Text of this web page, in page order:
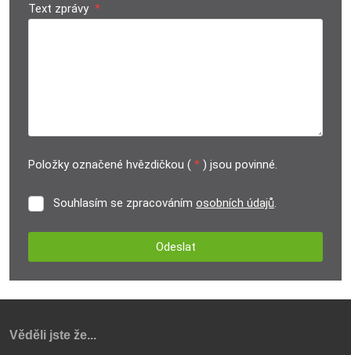
Text zprávy *
Položky označené hvězdičkou ( * ) jsou povinné.
Souhlasím
zpracováním
Souhlasím se zpracováním osobních údajů.
Odeslat
se
odeslat.
Věděli jste že...